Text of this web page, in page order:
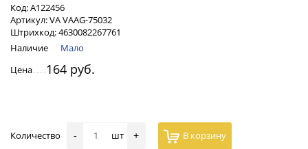
Код:А122456
Артикул:VA VAAG-75032
Штрихкод:4630082267761
Наличие
Мало
Цена
164 руб.
Количество - шт + В корзину